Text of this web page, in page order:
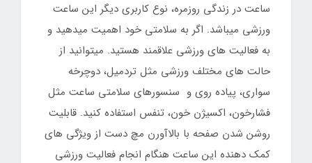
ساعت در زندگی روزمره، نوع کاربری دیگر این ساعت
ورزشی میباشد. اگر به سلامتی خود اهمیت میدهید و
به فعالیت های ورزشی علاقمند هستید. میتوانید از
حالت های مختلف ورزشی مثل تردمیل، دوچرخه
سواری، پیاده روی و سنسورهای سلامتی ساعت مثل
فشارخون، اکسیژن خون، تنفس استفاده کنید. قابلیت
روشن شدن صفحه با بالاآورن مچ دست از ویژگی های
کمک دهنده این ساعت هنگام انجام فعالیت ورزشی